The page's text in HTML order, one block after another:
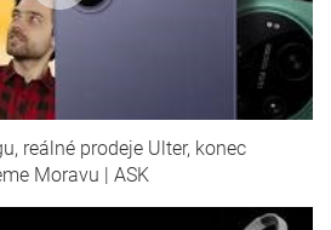
reálné prodeje Ulter, konec
Moravu | ASK